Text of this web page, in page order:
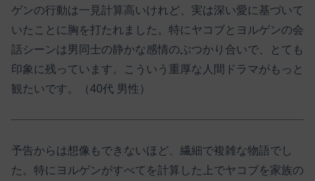
ゲンの行動は一見計算高いけれど、実は深い愛に基づいて
いたことに胸を打たれました。特にヤコブとヨルゲンの会
話シーンは男同士の静かな感情のぶつかり合いで、とても
印象に残っています。こういう重厚な人間ドラマがもっと
観たいです。（40代 男性）
予告からは想像もできないほど、繊細で複雑な物語でし
た。特にヨルゲンがすべてを計算した上でヤコブを家族の